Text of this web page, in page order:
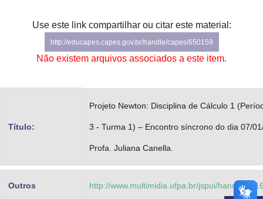
Advocacia-Geral da União
Banco Central do Brasil
Planalto
Use este link compartilhar ou citar este material:
http://educapes.capes.gov.br/handle/capes/650159
Não existem arquivos associados a este item.
Título:
Projeto Newton: Disciplina de Cálculo 1
3 - Turma 1) – Encontro síncrono do dia 07/
Profa. Juliana Canella.
Outros http://www.multimidia.ufpa.br/jspui/handle/